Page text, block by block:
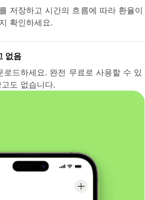
저장하고 시간의 흐름에 따라 환율이
확인하세요.
없음
로드하세요. 완전 무료로 사용할 수 있
도 없습니다.